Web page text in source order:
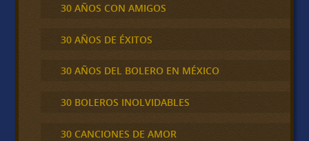
30 AÑOS CON AMIGOS
30 AÑOS DE ÉXITOS
30 AÑOS DEL BOLERO EN MÉXICO
30 BOLEROS INOLVIDABLES
30 CANCIONES DE AMOR